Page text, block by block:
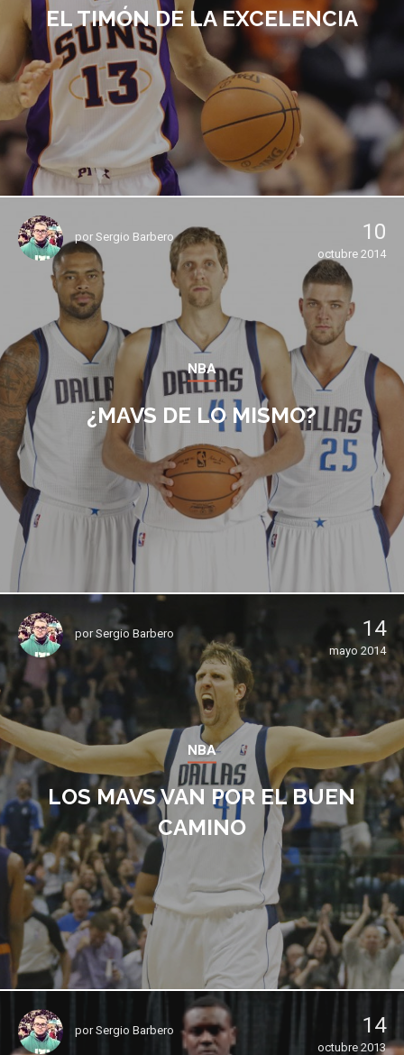
EL TIMÓN DE LA EXCELENCIA
por Sergio Barbero 10
octubre 2014
NBA
¿MAVS DE LO MISMO?
porSergio Barbero 14
mayo 2014
NBA
LOS MAVS VAN POR EL BUEN
CAMINO
porSergio Barbero 14
octubre 2013